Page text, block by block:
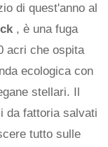
di quest'anno al
, è una fuga
acri che ospita
ecologica con
stellari. Il
da fattoria salvati
tutto sulle